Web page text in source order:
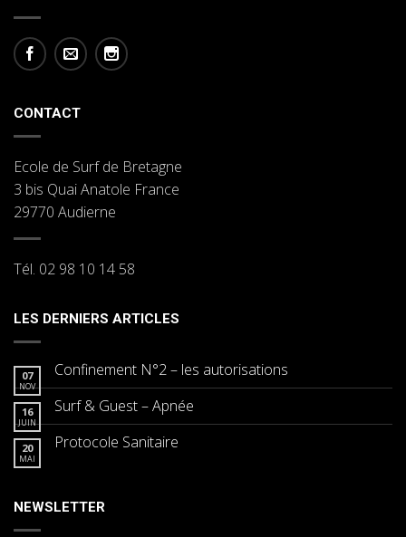
CONTACT
Ecole de Surf de Bretagne
3 bis Quai Anatole France
29770 Audierne
Tél. 02 98 10 14 58
LES DERNIERS ARTICLES
07
NOV
Confinement N°2 – les autorisations
16
JUIN
Surf & Guest – Apnée
20
MAI
Protocole Sanitaire
NEWSLETTER